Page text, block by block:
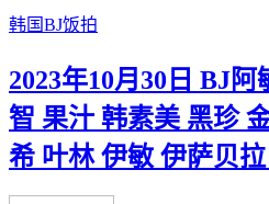
韩国BJ饭拍
2023年10月30日 BJ
智 果汁 韩素美 黑珍
希 叶林 伊敏 伊萨贝